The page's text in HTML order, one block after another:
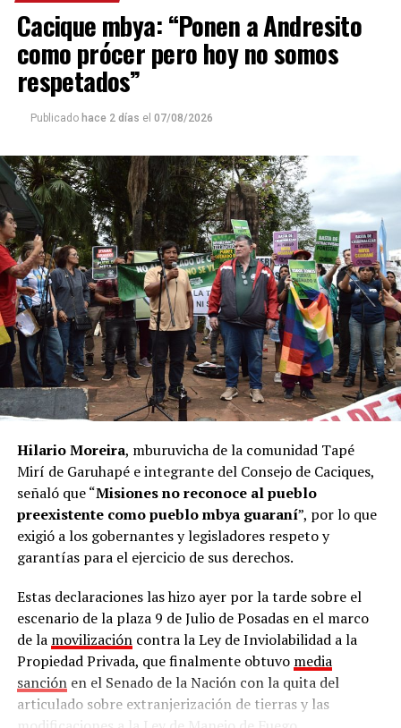
Cacique mbya: “Ponen a Andresito
como prócer pero hoy no somos
respetados”
Publicado hace 2 días el 07/08/2026
Hilario Moreira, mburuvicha de la comunidad Tapé
Mirí de Garuhapé e integrante del Consejo de Caciques,
señaló que “Misiones no reconoce al pueblo
preexistente como pueblo mbya guaraní”, por lo que
exigió a los gobernantes y legisladores respeto y
garantías para el ejercicio de sus derechos.
Estas declaraciones las hizo ayer por la tarde sobre el
escenario de la plaza 9 de Julio de Posadas en el marco
de la movilizacióncontra la Ley de Inviolabilidad a la
Propiedad Privada, que finalmente obtuvo media
sanciónen el Senado de la Nación con la quita del
articulado sobre extranjerización de tierras y las